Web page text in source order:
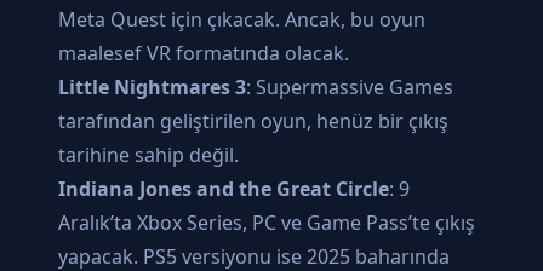
Meta Quest için çıkacak. Ancak, bu oyun
maalesef VR formatında olacak.
Little Nightmares 3: Supermassive Games
tarafından geliştirilen oyun, henüz bir çıkış
tarihine sahip değil.
Indiana Jones and the Great Circle: 9
Aralık’ta Xbox Series, PC ve Game Pass’te çıkış
yapacak. PS5 versiyonu ise 2025 baharında